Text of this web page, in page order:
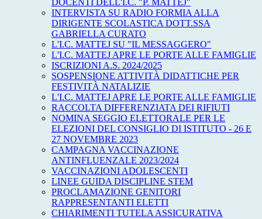
DOCENTI DELL'I.C. "P. MATTEJ"
INTERVISTA SU RADIO FORMIA ALLA
DIRIGENTE SCOLASTICA DOTT.SSA
GABRIELLA CURATO
L'I.C. MATTEJ SU "IL MESSAGGERO"
L'I.C. MATTEJ APRE LE PORTE ALLE FAMIGLIE
ISCRIZIONI A.S. 2024/2025
SOSPENSIONE ATTIVITÀ DIDATTICHE PER
FESTIVITÀ NATALIZIE
L'I.C. MATTEJ APRE LE PORTE ALLE FAMIGLIE
RACCOLTA DIFFERENZIATA DEI RIFIUTI
NOMINA SEGGIO ELETTORALE PER LE
ELEZIONI DEL CONSIGLIO DI ISTITUTO - 26 E
27 NOVEMBRE 2023
CAMPAGNA VACCINAZIONE
ANTINFLUENZALE 2023/2024
VACCINAZIONI ADOLESCENTI
LINEE GUIDA DISCIPLINE STEM
PROCLAMAZIONE GENITORI
RAPPRESENTANTI ELETTI
CHIARIMENTI TUTELA ASSICURATIVA